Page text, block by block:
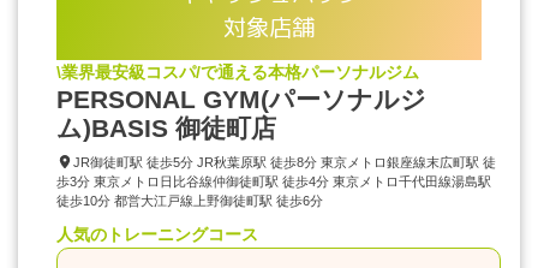
対象店舗
\業界最安級コスパ/で通える本格パーソナルジム
PERSONAL GYM(パーソナルジ
ム)BASIS 御徒町店
JR御徒町駅 徒歩5分 JR秋葉原駅 徒歩8分 東京メトロ銀座線末広町駅 徒
歩3分 東京メトロ日比谷線仲御徒町駅 徒歩4分 東京メトロ千代田線湯島駅
徒歩10分 都営大江戸線上野御徒町駅 徒歩6分
人気のトレーニングコース